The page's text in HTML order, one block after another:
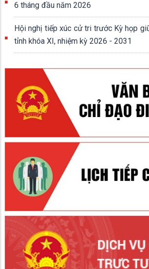
6 tháng đầu năm 2026
Hội nghị tiếp xúc cử tri trước Kỳ họp
tỉnh khóa XI, nhiệm kỳ 2026 - 2031